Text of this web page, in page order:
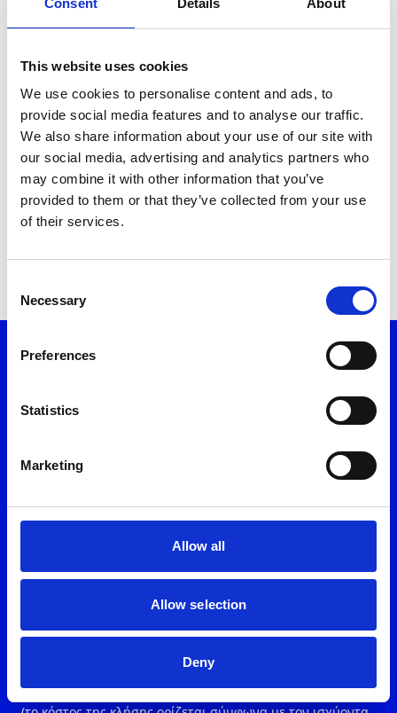
This website uses cookies
We use cookies to personalise content and ads, to
provide social media features and to analyse our traffic.
We also share information about your use of our site with
our social media, advertising and analytics partners who
may combine it with other information that you’ve
provided to them or that they’ve collected from your use
of their services.
Selection
Necessary
Preferences
Statistics
Marketing
Allow all
Allow selection
Deny
διακόψετε τη σύμβασή σας και μετά τον
Πού μπορώ να απευθυνθώ για να
υπογράψω νέα σύμβαση προμήθειας;
Προκειμένου να υπογράψετε νέα σύμβαση
μαζί μας μπορείτε:
να επισκεφθείτε ένα κατάστημά μας, βρείτε
το πλησιέστερο
Κατέβασε το myON App
Επισκέψου ένα από τα
καταστήματά μας
Ομάδα Εξυπηρέτησης